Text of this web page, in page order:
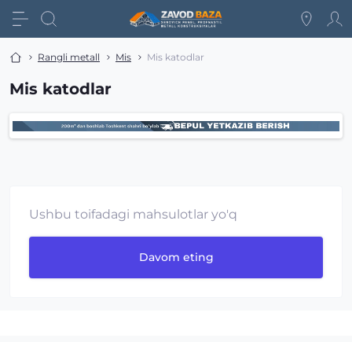
Rangli metall Mis Mis katodlar
Mis katodlar
Ushbu toifadagi mahsulotlar yo'q
Davom eting